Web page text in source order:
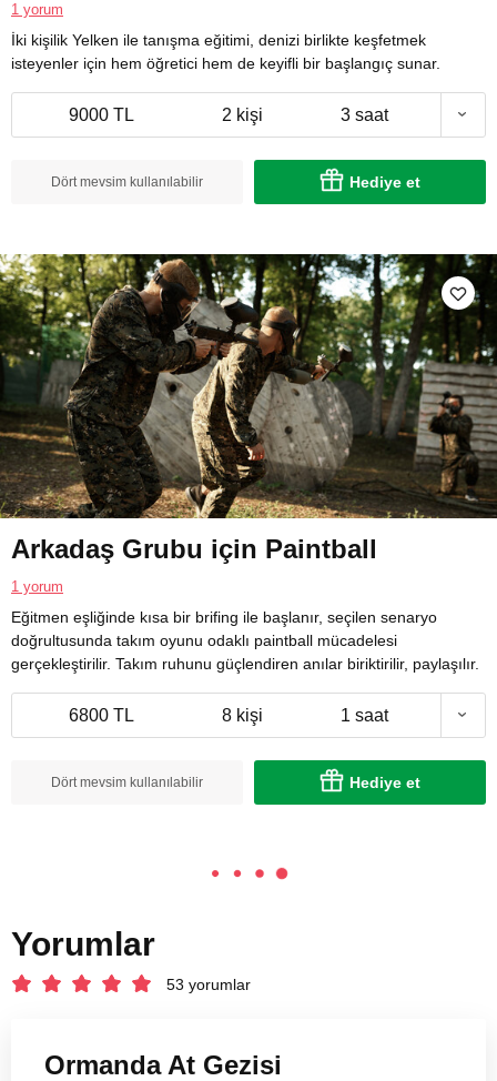
1 yorum
İki kişilik Yelken ile tanışma eğitimi, denizi birlikte keşfetmek
isteyenler için hem öğretici hem de keyifli bir başlangıç sunar.
9000 TL 2 kişi 3 saat
Dört mevsim kullanılabilir Hediye et
Arkadaş Grubu için Paintball
1 yorum
Eğitmen eşliğinde kısa bir brifing ile başlanır, seçilen senaryo
doğrultusunda takım oyunu odaklı paintball mücadelesi
gerçekleştirilir. Takım ruhunu güçlendiren anılar biriktirilir, paylaşılır.
6800 TL 8 kişi 1 saat
Dört mevsim kullanılabilir Hediye et
Yorumlar
53 yorumlar
Ormanda At Gezisi